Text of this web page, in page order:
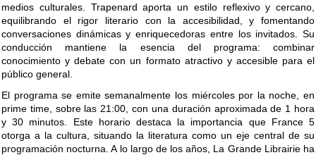
medios culturales. Trapenard aporta un estilo reflexivo y cercano,
equilibrando el rigor literario con la accesibilidad, y fomentando
conversaciones dinámicas y enriquecedoras entre los invitados. Su
conducción mantiene la esencia del programa: combinar
conocimiento y debate con un formato atractivo y accesible para el
público general.
El programa se emite semanalmente los miércoles por la noche, en
prime time, sobre las 21:00, con una duración aproximada de 1 hora
y 30 minutos. Este horario destaca la importancia que France 5
otorga a la cultura, situando la literatura como un eje central de su
programación nocturna. A lo largo de los años, La Grande Librairie ha